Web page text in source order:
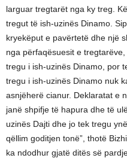
larguar tregtarët nga ky treg.
tregut të ish-uzinës Dinamo.
kryekëput e pavërtetë dhe një
nga përfaqësuesit e
tregu i ish-uzinës Dinamo, por
tregu i ish-uzinës Dinamo nuk
asnjëherë cianur. Deklaratat e
janë shpifje të hapura dhe të
uzinës Dajti dhe jo tek tregu
qëllim goditjen tonë”, thotë
ka ndodhur gjatë ditës së